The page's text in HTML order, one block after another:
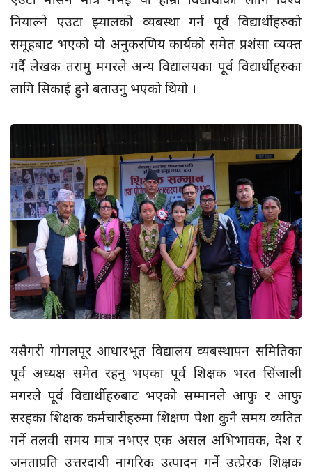
नियाल्ने एउटा झ्यालको व्यबस्था गर्न पूर्व विद्यार्थीहरुको
समूहबाट भएको यो अनुकरणिय कार्यको समेत प्रशंसा व्यक्त
गर्दै लेखक तरामु मगरले अन्य विद्यालयका पूर्व विद्यार्थीहरुका
लागि सिकाई हुने बताउनु भएको थियो ।
यसैगरी गोगलपूर आधारभूत विद्यालय व्यबस्थापन समितिका
पूर्व अध्यक्ष समेत रहनु भएका पूर्व शिक्षक भरत सिंजाली
मगरले पूर्व विद्यार्थीहरुबाट भएको सम्मानले आफु र आफु
सरहका शिक्षक कर्मचारीहरुमा शिक्षण पेशा कुनै समय व्यतित
गर्ने तलवी समय मात्र नभएर एक असल अभिभावक, देश र
जनताप्रति उत्तरदायी नागरिक उत्पादन गर्ने उत्प्रेरक शिक्षक